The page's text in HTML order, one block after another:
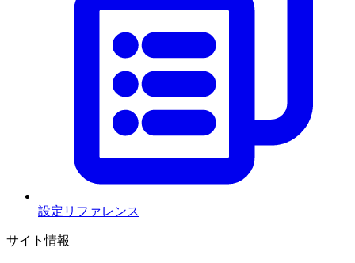
設定リファレンス
サイト情報